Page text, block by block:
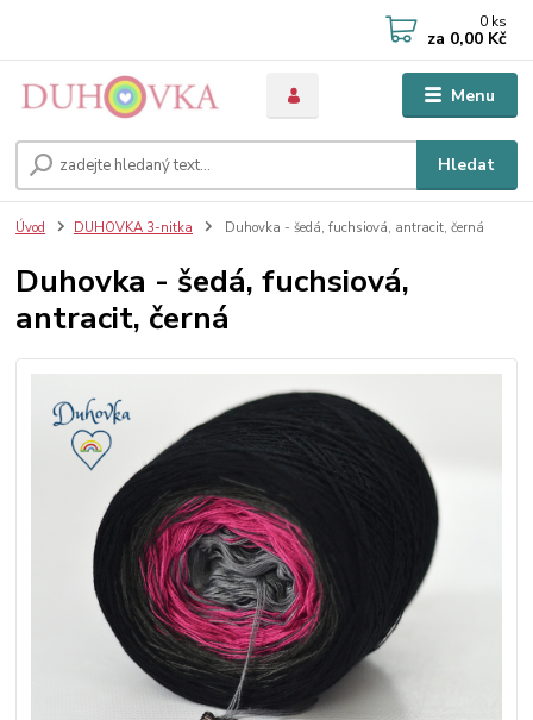
Menu
Hledat
0 ks
za 0,00 Kč
Úvod DUHOVKA 3-nitka Duhovka - šedá, fuchsiová, antracit, černá
Duhovka - šedá, fuchsiová,
antracit, černá